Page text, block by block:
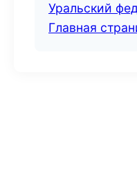
Уральский
Главная